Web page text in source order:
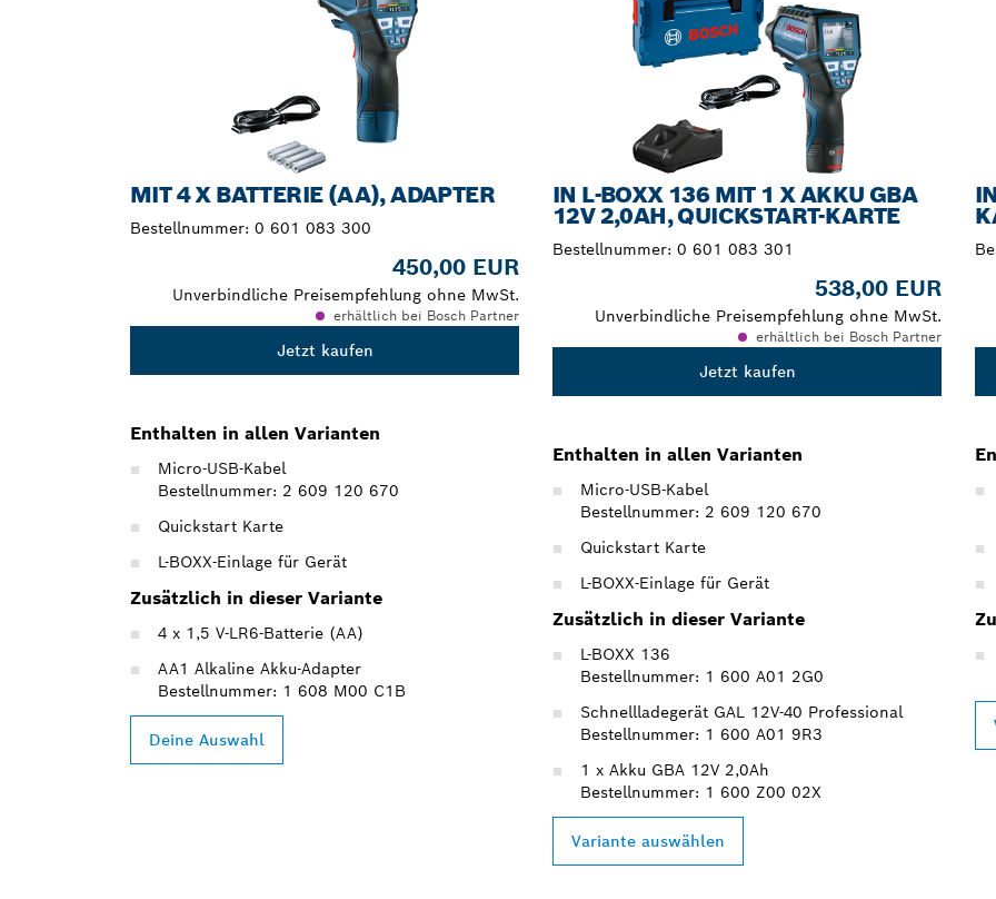
MIT 4 X BATTERIE (AA), ADAPTER
Bestellnummer: 0 601 083 300
450,00 EUR
Unverbindliche Preisempfehlung ohne MwSt.
erhältlich bei Bosch Partner
Jetzt kaufen
Enthalten in allen Varianten
Micro-USB-Kabel
Bestellnummer: 2 609 120 670
Quickstart Karte
L-BOXX-Einlage für Gerät
Zusätzlich in dieser Variante
4 x 1,5 V-LR6-Batterie (AA)
AA1 Alkaline Akku-Adapter
Bestellnummer: 1 608 M00 C1B
Deine Auswahl
IN L-BOXX 136 MIT 1 X AKKU GBA
12V 2,0AH, QUICKSTART-KARTE
Bestellnummer: 0 601 083 301
538,00 EUR
Unverbindliche Preisempfehlung ohne MwSt.
erhältlich bei Bosch Partner
Jetzt kaufen
Enthalten in allen Varianten
Micro-USB-Kabel
Bestellnummer: 2 609 120 670
Quickstart Karte
L-BOXX-Einlage für Gerät
Zusätzlich in dieser Variante
L-BOXX 136
Bestellnummer: 1 600 A01 2G0
Schnellladegerät GAL 12V-40 Professional
Bestellnummer: 1 600 A01 9R3
1 x Akku GBA 12V 2,0Ah
Bestellnummer: 1 600 Z00 02X
Variante auswählen